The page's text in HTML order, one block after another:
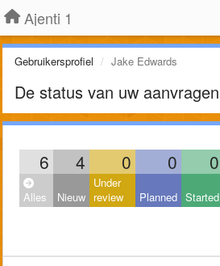
Ajenti 1
Gebruikersprofiel Jake Edwards
De status van uw aanvragen
6 4 0 0 0
Alles Nieuw
Under
review
Planned Started